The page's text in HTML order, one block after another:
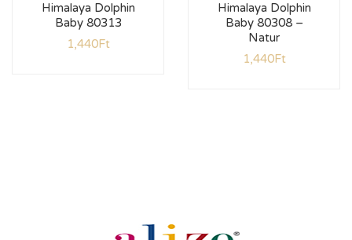
Himalaya Dolphin
Baby 80313
1,440Ft
Himalaya Dolphin
Baby 80308 –
Natur
1,440Ft